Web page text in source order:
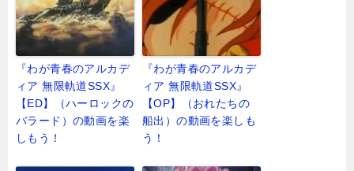
『わが青春のアルカデ
ィア 無限軌道SSX』
【ED】（ハーロックの
バラード）の動画を楽
しもう！
『わが青春のアルカデ
ィア 無限軌道SSX』
【OP】（おれたちの
船出）の動画を楽しも
う！